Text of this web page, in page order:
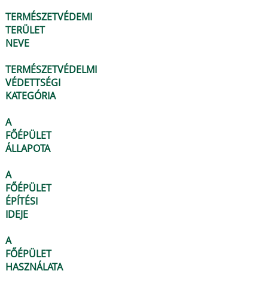
TERMÉSZETVÉDEMI
TERÜLET
NEVE
TERMÉSZETVÉDELMI
VÉDETTSÉGI
KATEGÓRIA
A
FŐÉPÜLET
ÁLLAPOTA
A
FŐÉPÜLET
ÉPÍTÉSI
IDEJE
A
FŐÉPÜLET
HASZNÁLATA